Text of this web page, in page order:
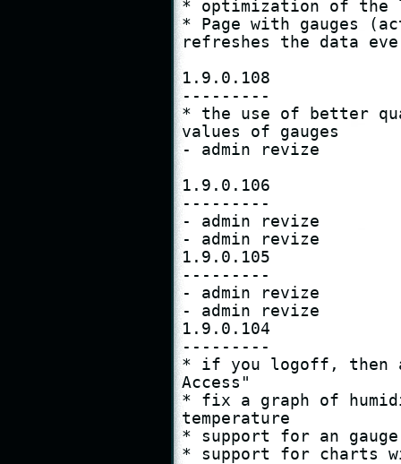
* optimization of the
* Page with gauges
refreshes the data
1.9.0.108
---------
* the use of better
values ​​of gauges
- admin revize
1.9.0.106
---------
- admin revize
- admin revize
1.9.0.105
---------
- admin revize
- admin revize
1.9.0.104
---------
* if you logoff, then
Access"
* fix a graph of
temperature
* support for an
* support for charts